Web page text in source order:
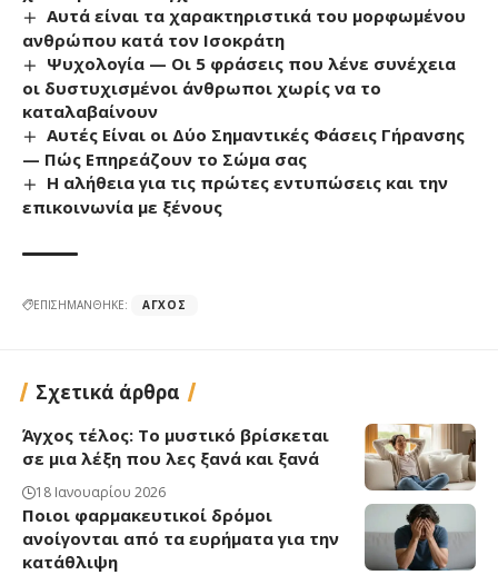
Αυτά είναι τα χαρακτηριστικά του μορφωμένου
ανθρώπου κατά τον Ισοκράτη
Ψυχολογία — Οι 5 φράσεις που λένε συνέχεια
οι δυστυχισμένοι άνθρωποι χωρίς να το
καταλαβαίνουν
Αυτές Είναι οι Δύο Σημαντικές Φάσεις Γήρανσης
— Πώς Επηρεάζουν το Σώμα σας
Η αλήθεια για τις πρώτες εντυπώσεις και την
επικοινωνία με ξένους
ΕΠΙΣΗΜΑΝΘΗΚΕ: ΆΓΧΟΣ
Σχετικά άρθρα
Άγχος τέλος: Το μυστικό βρίσκεται
σε μια λέξη που λες ξανά και ξανά
18 Ιανουαρίου 2026
Ποιοι φαρμακευτικοί δρόμοι
ανοίγονται από τα ευρήματα για την
κατάθλιψη